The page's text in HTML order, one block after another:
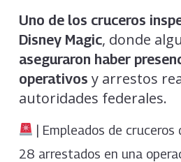
Uno de los cruceros
Disney Magic, donde
aseguraron haber
operativos y arrestos
autoridades federales.
| Empleados de
28 arrestados en una